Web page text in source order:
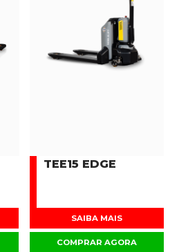
TEE15 EDGE
SAIBA MAIS
COMPRAR AGORA